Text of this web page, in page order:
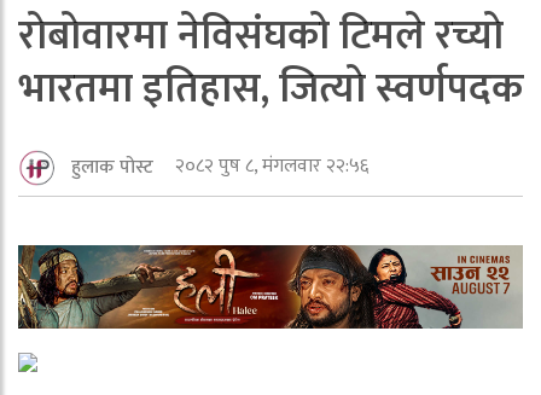
राेबाेवारमा नेविसंघको टिमले रच्याे
भारतमा इतिहास, जित्याे स्वर्णपदक
हुलाक पोस्ट २०८२ पुष ८, मंगलवार २२:५६